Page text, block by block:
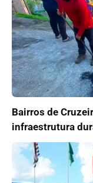
Bairros de
infraestrutura